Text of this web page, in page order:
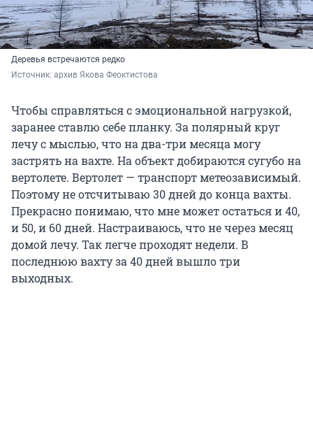
Деревья встречаются редко
Источник: архив Якова Феоктистова
Чтобы справляться с эмоциональной нагрузкой,
заранее ставлю себе планку. За полярный круг
лечу с мыслью, что на два-три месяца могу
застрять на вахте. На объект добираются сугубо на
вертолете. Вертолет — транспорт метеозависимый.
Поэтому не отсчитываю 30 днейдо конца вахты.
Прекрасно понимаю, что мне может остаться и 40,
и 50, и 60 дней. Настраиваюсь, что не через месяц
домой лечу. Так легче проходят недели. В
последнюю вахту за 40 дней вышло три
выходных.